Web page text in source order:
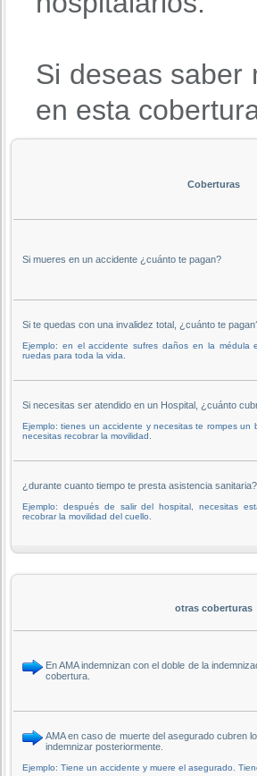
Si deseas saber
en esta
Coberturas
Si mueres en un accidente ¿cuánto te pagan?
Si te quedas con una invalidez total, ¿cuánto te
Ejemplo: en el accidente sufres daños en la
ruedas para toda la vida.
Si necesitas ser atendido en un Hospital, ¿cuánto
Ejemplo: tienes un accidente y necesitas te rompes un
necesitas recobrar la movilidad.
¿durante cuanto tiempo te presta asistencia sanitaria?
Ejemplo: después de salir del hospital, necesitas
recobrar la movilidad del cuello.
otras coberturas
En AMA indemnizan con el doble de la
cobertura.
AMA en caso de muerte del asegurado cubren
indemnizar posteriormente.
Ejemplo: Tiene un accidente y muere el asegurado.